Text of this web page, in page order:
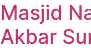
Masjid
Akbar